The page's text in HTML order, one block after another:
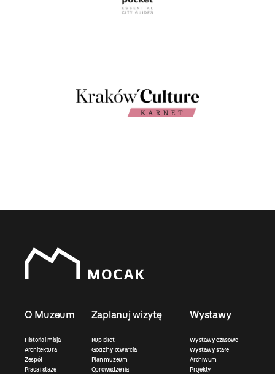
O Muzeum
Historia i misja
Architektura
Zespół
Praca i staże
Zaplanuj wizytę
Kup bilet
Godziny otwarcia
Plan muzeum
Oprowadzenia
Wystawy
Wystawy czasowe
Wystawy stałe
Archiwum
Projekty